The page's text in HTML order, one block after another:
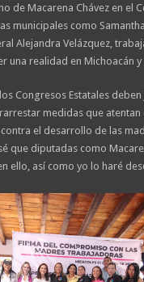
de Macarena Chávez en el
municipales como
Alejandra Velázquez,
una realidad en Michoacán
Congresos Estatales
medidas que atentan
el desarrollo de las
que diputadas como
ello, así como yo lo haré